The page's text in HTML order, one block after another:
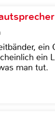
ein
man tut.